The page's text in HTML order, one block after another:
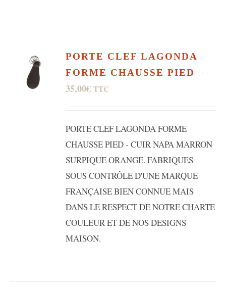
PORTE CLEF LAGONDA
FORME CHAUSSE PIED
35,00€ TTC
PORTE CLEF LAGONDA FORME
CHAUSSE PIED - CUIR NAPA MARRON
SURPIQUE ORANGE. FABRIQUES
SOUS CONTRÔLE D'UNE MARQUE
FRANÇAISE BIEN CONNUE MAIS
DANS LE RESPECT DE NOTRE CHARTE
COULEUR ET DE NOS DESIGNS
MAISON.